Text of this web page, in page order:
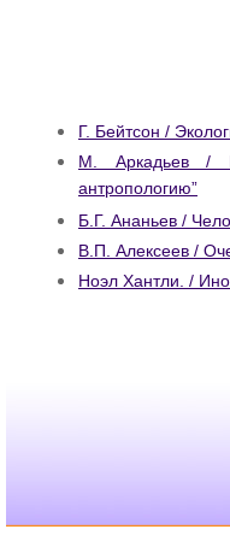
Г. Бейтсон /
М. Аркадьев /
антропологию”
Б.Г. Ананьев /
В.П. Алексеев /
Ноэл Хантли. /